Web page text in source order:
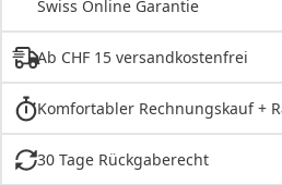
Swiss Online Garantie
Ab CHF 15 versandkostenfrei
Komfortabler Rechnungskauf +
30 Tage Rückgaberecht